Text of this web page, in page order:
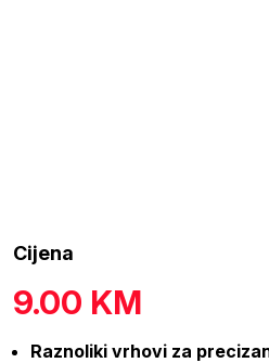
Cijena
9.00 KM
Raznoliki vrhovi za